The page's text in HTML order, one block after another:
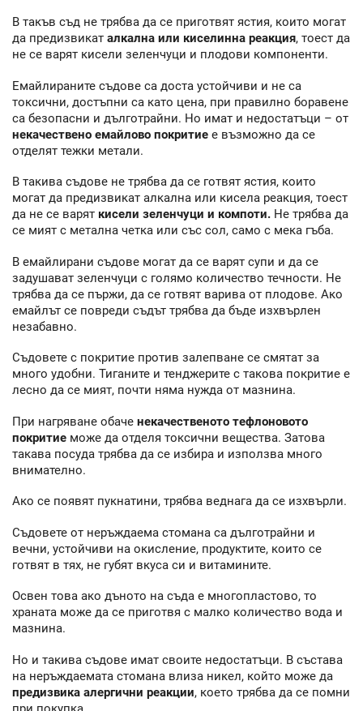
В такъв съд не трябва да се приготвят ястия, които могат
да предизвикат алкална или киселинна реакция, тоест да
не се варят кисели зеленчуци и плодови компоненти.
Емайлираните съдове са доста устойчиви и не са
токсични, достъпни са като цена, при правилно боравене
са безопасни и дълготрайни. Но имат и недостатъци – от
некачествено емайлово покритие е възможно да се
отделят тежки метали.
В такива съдове не трябва да се готвят ястия, които
могат да предизвикат алкална или кисела реакция, тоест
да не се варят кисели зеленчуци и компоти. Не трябва да
се мият с метална четка или със сол, само с мека гъба.
В емайлирани съдове могат да се варят супи и да се
задушават зеленчуци с голямо количество течности. Не
трябва да се пържи, да се готвят варива от плодове. Ако
емайлът се повреди съдът трябва да бъде изхвърлен
незабавно.
Съдовете с покритие против залепване се смятат за
много удобни. Тиганите и тенджерите с такова покритие е
лесно да се мият, почти няма нужда от мазнина.
При нагряване обаче некачественото тефлоновото
покритие може да отделя токсични вещества. Затова
такава посуда трябва да се избира и използва много
внимателно.
Ако се появят пукнатини, трябва веднага да се изхвърли.
Съдовете от неръждаема стомана са дълготрайни и
вечни, устойчиви на окисление, продуктите, които се
готвят в тях, не губят вкуса си и витамините.
Освен това ако дъното на съда е многопластово, то
храната може да се приготвя с малко количество вода и
мазнина.
Но и такива съдове имат своите недостатъци. В състава
на неръждаемата стомана влиза никел, който може да
предизвика алергични реакции, което трябва да се помни